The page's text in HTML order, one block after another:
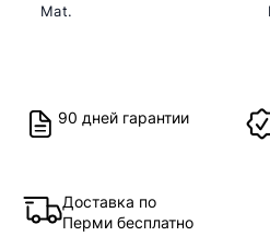
Mat.
90 дней гарантии
Доставка по
Перми бесплатно